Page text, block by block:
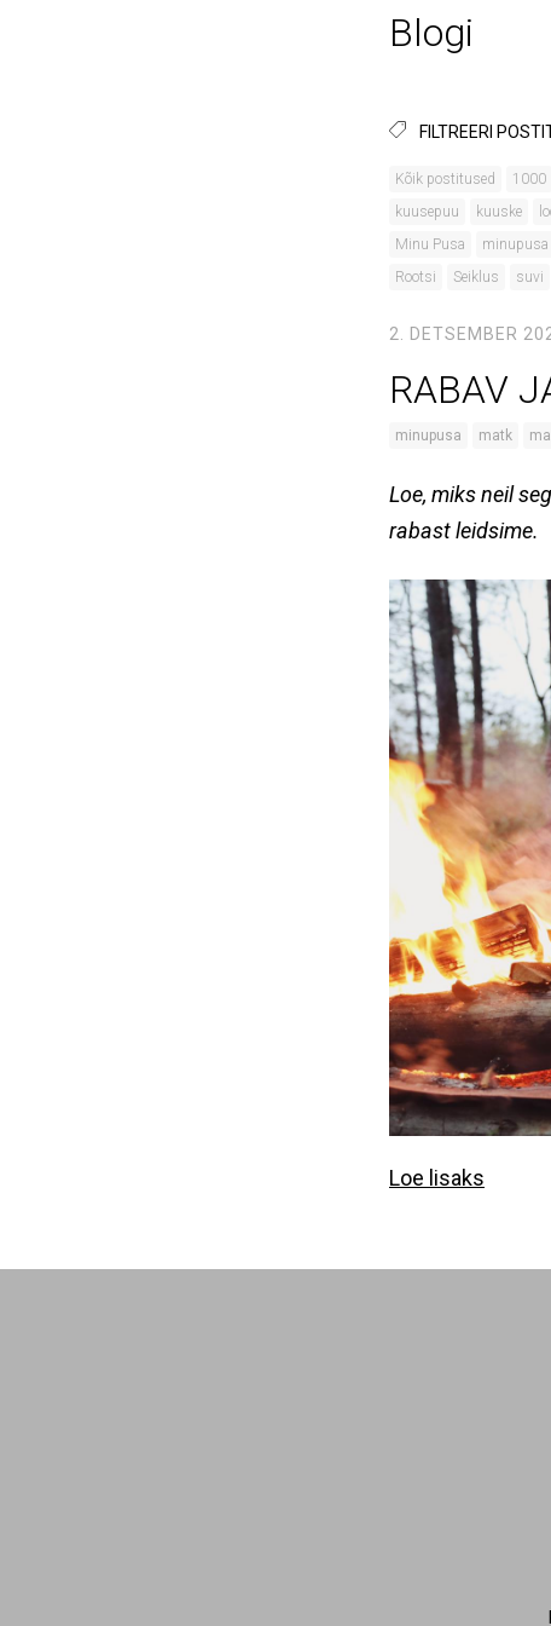
Blogi
FILTREERI
Kõik postitused 1000
kuusepuu
kuuske
Minu Pusa
minupusa
Rootsi
Seiklus suvi
2. DETSEMBER
RABAV
minupusa matk
Loe, miks neil
rabast leidsime.
Loe lisaks